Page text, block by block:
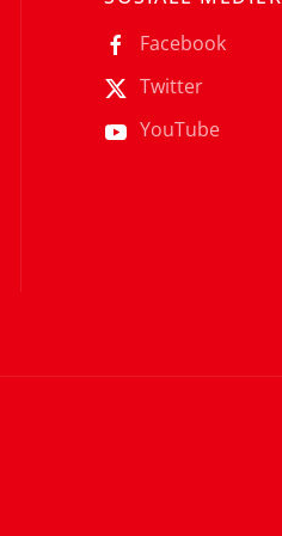
Facebook
Twitter
YouTube